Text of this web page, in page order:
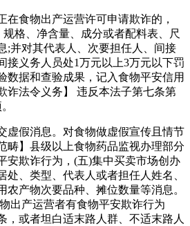
食物出产运营许可申请欺诈的，
格、净含量、成分或者配料表、尺
;并对其代表人、次要担任人、间接
接义务人员处1万元以上3万元以下罚
数据和查验成果，记入食物平安信用
诈法令义务】 违反本法子第七条第
假消息。对食物做虚假宣传且情节
畴】县级以上食物药品监视办理部分
安欺诈行为，(五)集中买卖市场创办
处、类型、代表人或者担任人姓名、
农产物次要品种、摊位数量等消息。
出产运营者有食物平安欺诈行为
，或者坦白适末路人群、不适末路人